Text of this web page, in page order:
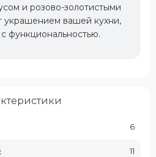
и розово-золотистыми
украшением вашей кухни,
с функциональностью.
6
11